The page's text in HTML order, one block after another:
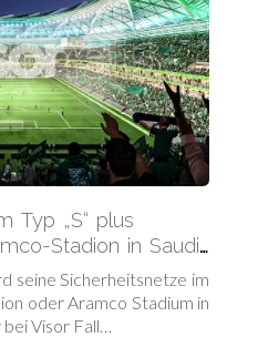
Typ „S“ plus
Stadion in Saudi-
seine Sicherheitsnetze im
oder Aramco Stadium in
Visor Fall…